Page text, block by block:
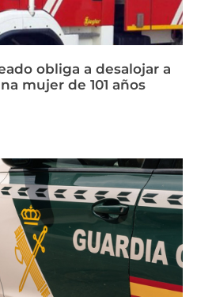
obliga a desalojar a
mujer de 101 años